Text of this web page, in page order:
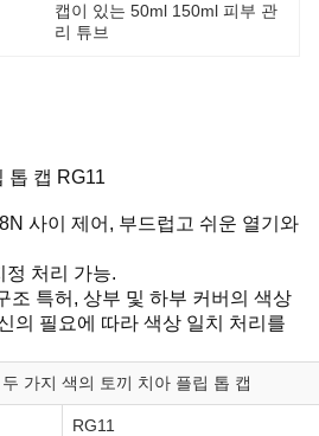
캡이 있는 50ml 150ml 피부 관
리 튜브
톱 캡 RG11
사이 제어, 부드럽고 쉬운 열기와
정 처리 가능.
조 특허, 상부 및 하부 커버의 색상
의 필요에 따라 색상 일치 처리를
가지 색의 토끼 치아 플립 톱 캡
RG11